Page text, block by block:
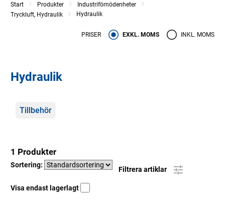
Start Produkter
Industriförnödenheter
Tryckluft, Hydraulik
Hydraulik
PRISER EXKL. MOMS INKL. MOMS
Hydraulik
Kategorier
Tillbehör
1 Produkter
Sortering:
Filtrera artiklar
Visa endast lagerlagt